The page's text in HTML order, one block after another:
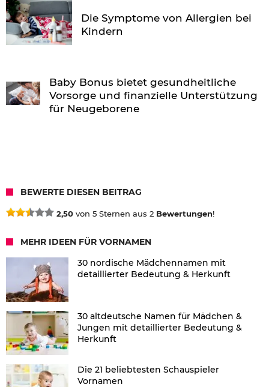
Die Symptome von Allergien bei
Kindern
Baby Bonus bietet gesundheitliche
Vorsorge und finanzielle Unterstützung
für Neugeborene
BEWERTE DIESEN BEITRAG
2,50 von 5 Sternen aus 2 Bewertungen!
MEHR IDEEN FÜR VORNAMEN
30 nordische Mädchennamen mit
detaillierter Bedeutung & Herkunft
30 altdeutsche Namen für Mädchen &
Jungen mit detaillierter Bedeutung &
Herkunft
Die 21 beliebtesten Schauspieler
Vornamen